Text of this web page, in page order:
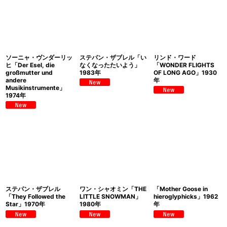
ソーニャ・ヴンダーリッ
ヒ「Der Esel, die
großmutter und
andere
Musikinstrumente」
1974年
ステパン・ザブレル「い
なくなったたいよう」
1983年
リンド・ワード
「WONDER FLIGHTS
OF LONG AGO」1930
年
ステパン・ザブレル
「They Followed the
Star」1970年
ワン・シャオミン「THE
LITTLE SNOWMAN」
1980年
「Mother Goose in
hieroglyphicks」1962
年